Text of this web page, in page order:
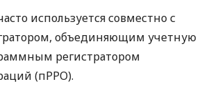
используется совместно с
объединяющим учетную
регистратором
(пРРО).